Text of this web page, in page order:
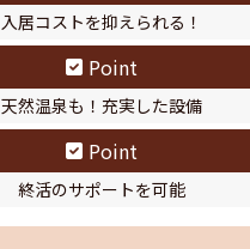
入居コストを抑えられる！
Point
天然温泉も！充実した設備
Point
終活のサポートを可能